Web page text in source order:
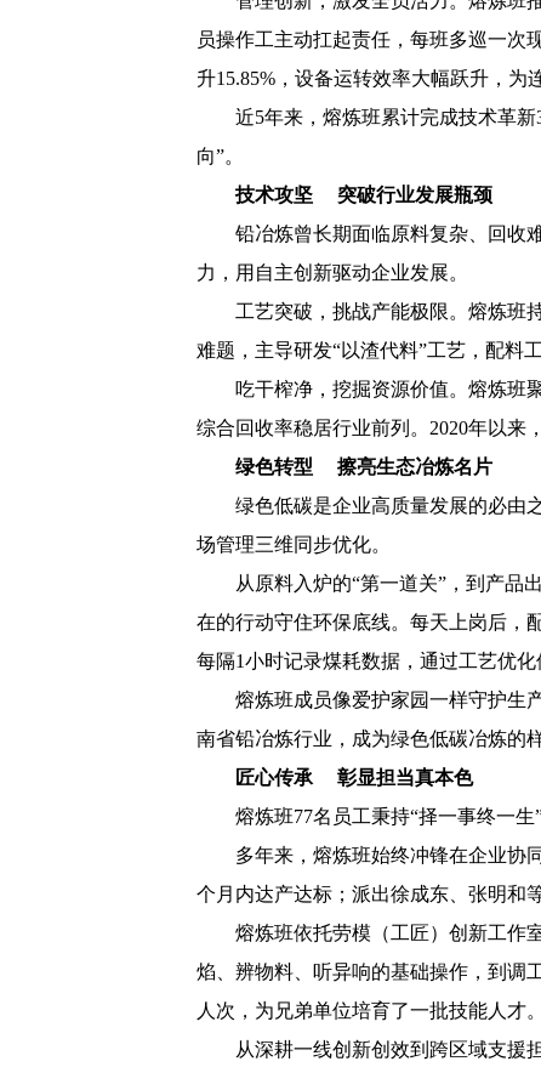
员操作工主动扛起责任，每班多巡一次
升15.85%，设备运转效率大幅跃升，为
近5年来，熔炼班累计完成技术革
向”。
技术攻坚 突破行业发展瓶颈
铅冶炼曾长期面临原料复杂、回收
力，用自主创新驱动企业发展。
工艺突破，挑战产能极限。熔炼班
难题，主导研发“以渣代料”工艺，配料
吃干榨净，挖掘资源价值。熔炼班
综合回收率稳居行业前列。2020年以来
绿色转型 擦亮生态冶炼名片
绿色低碳是企业高质量发展的必由
场管理三维同步优化。
从原料入炉的“第一道关”，到产品
在的行动守住环保底线。每天上岗后，
每隔1小时记录煤耗数据，通过工艺优化
熔炼班成员像爱护家园一样守护生
南省铅冶炼行业，成为绿色低碳冶炼的样
匠心传承 彰显担当真本色
熔炼班77名员工秉持“择一事终一
多年来，熔炼班始终冲锋在企业协
个月内达产达标；派出徐成东、张明和
熔炼班依托劳模（工匠）创新工作
焰、辨物料、听异响的基础操作，到调
人次，为兄弟单位培育了一批技能人才。
从深耕一线创新创效到跨区域支援